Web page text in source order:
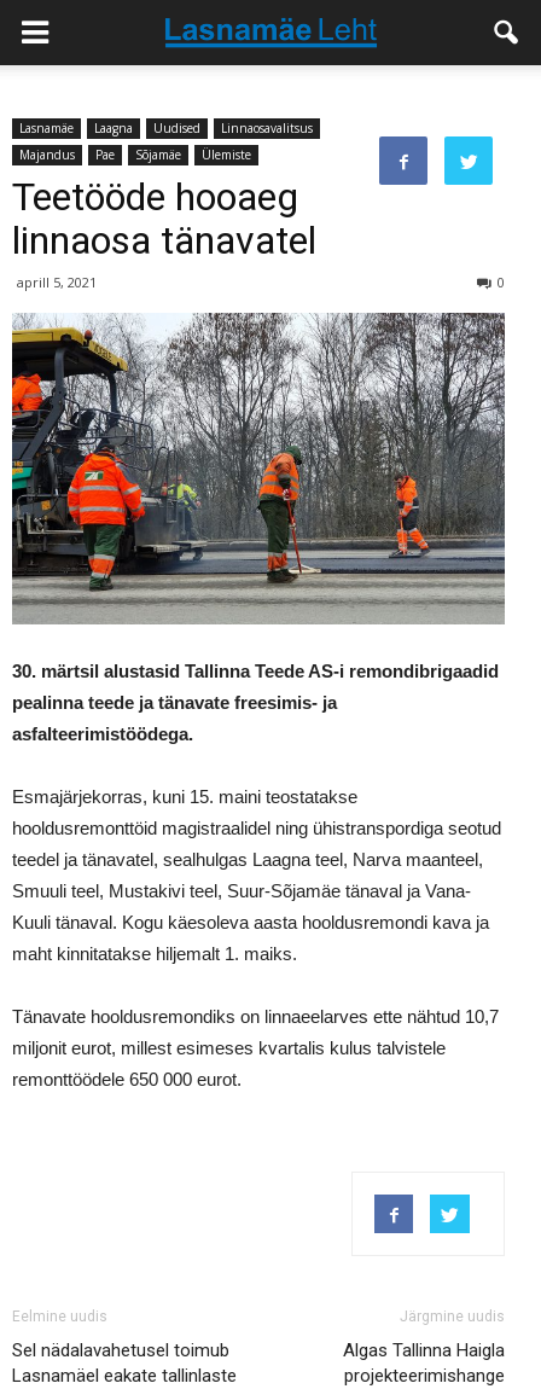
Lasnamäe Laagna Uudised
Linnaosavalitsus
Majandus
Pae Sõjamäe Ülemiste
Teetööde hooaeg
linnaosa tänavatel
aprill 5, 2021 0
30. märtsil alustasid Tallinna Teede AS-i remondibrigaadid
pealinna teede ja tänavate freesimis- ja
asfalteerimistöödega.
Esmajärjekorras, kuni 15. maini teostatakse
hooldusremonttöid magistraalidel ning ühistranspordiga seotud
teedel ja tänavatel, sealhulgas Laagna teel, Narva maanteel,
Smuuli teel, Mustakivi teel, Suur-Sõjamäe tänaval ja Vana-
Kuuli tänaval. Kogu käesoleva aasta hooldusremondi kava ja
maht kinnitatakse hiljemalt 1. maiks.
Tänavate hooldusremondiks on linnaeelarves ette nähtud 10,7
miljonit eurot, millest esimeses kvartalis kulus talvistele
remonttöödele 650 000 eurot.
Eelmine uudis
Sel nädalavahetusel toimub
Lasnamäel eakate tallinlaste
Järgmine uudis
Algas Tallinna Haigla
projekteerimishange